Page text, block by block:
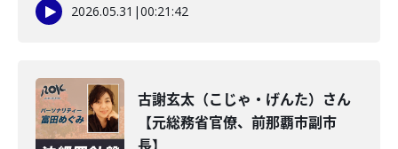
2026.05.31 |00:21:42
古謝玄太（こじゃ・げんた）さん
【元総務省官僚、前那覇市副市